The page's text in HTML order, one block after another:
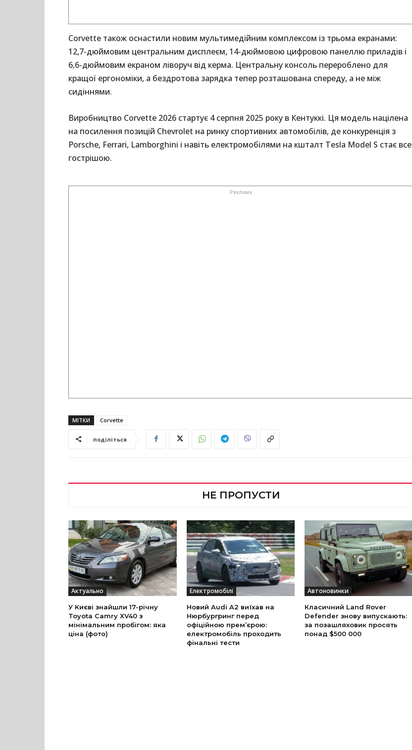
Corvette також оснастили новим мультимедійним комплексом із трьома екранами:
12,7-дюймовим центральним дисплеєм, 14-дюймовою цифровою панеллю приладів і
6,6-дюймовим екраном ліворуч від керма. Центральну консоль перероблено для
кращої ергономіки, а бездротова зарядка тепер розташована спереду, а не між
сидіннями.
Виробництво Corvette 2026 стартує 4 серпня 2025 року в Кентуккі. Ця модель націлена
на посилення позицій Chevrolet на ринку спортивних автомобілів, де конкуренція з
Porsche, Ferrari, Lamborghini і навіть електромобілями на кшталт Tesla Model S стає все
гострішою.
МІТКИ Corvette
поділіться
НЕ ПРОПУСТИ
Актуально
У Києві знайшли 17-річну
Toyota Camry XV40 з
мінімальним пробігом: яка
ціна (фото)
Електромобілі
Новий Audi A2 виїхав на
Нюрбургринг перед
офіційною прем’єрою:
електромобіль проходить
фінальні тести
Автоновинки
Класичний Land Rover
Defender знову випускають:
за позашляховик просять
понад $500 000